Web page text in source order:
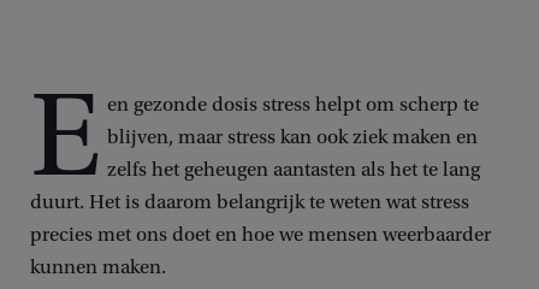
E en gezonde dosis stress helpt om scherp te
blijven, maar stress kan ook ziek maken en
zelfs het geheugen aantasten als het te lang
duurt. Het is daarom belangrijk te weten wat stress
precies met ons doet en hoe we mensen weerbaarder
kunnen maken.